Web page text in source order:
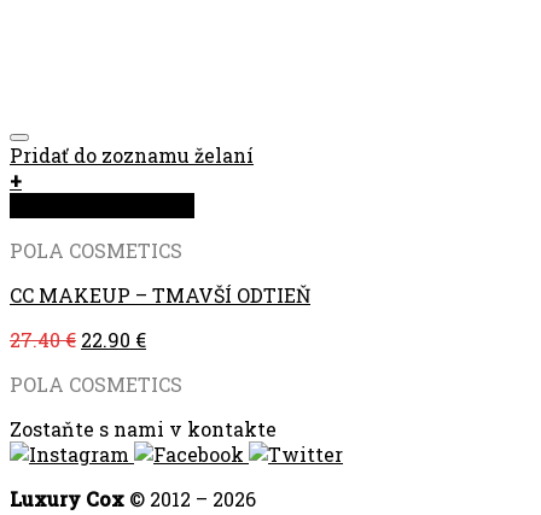
Pridať do zoznamu želaní
+
POLA COSMETICS
CC MAKEUP – TMAVŠÍ ODTIEŇ
27.40€ 22.90 €
POLA COSMETICS
Zostaňte s nami v kontakte
Luxury Cox © 2012 – 2026